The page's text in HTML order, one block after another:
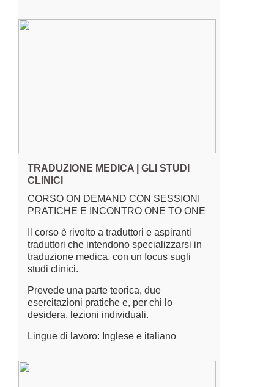
TRADUZIONE MEDICA | GLI STUDI
CLINICI
CORSO ON DEMAND CON SESSIONI
PRATICHE E INCONTRO ONE TO ONE
Il corso è rivolto a traduttori e aspiranti
traduttori che intendono specializzarsi in
traduzione medica, con un focus sugli
studi clinici.
Prevede una parte teorica, due
esercitazioni pratiche e, per chi lo
desidera, lezioni individuali.
Lingue di lavoro: Inglese e italiano